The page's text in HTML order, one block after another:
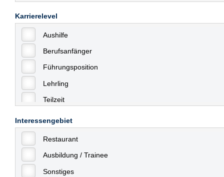
Karrierelevel
Aushilfe
Berufsanfänger
Führungsposition
Lehrling
Teilzeit
Interessengebiet
Restaurant
Ausbildung / Trainee
Sonstiges